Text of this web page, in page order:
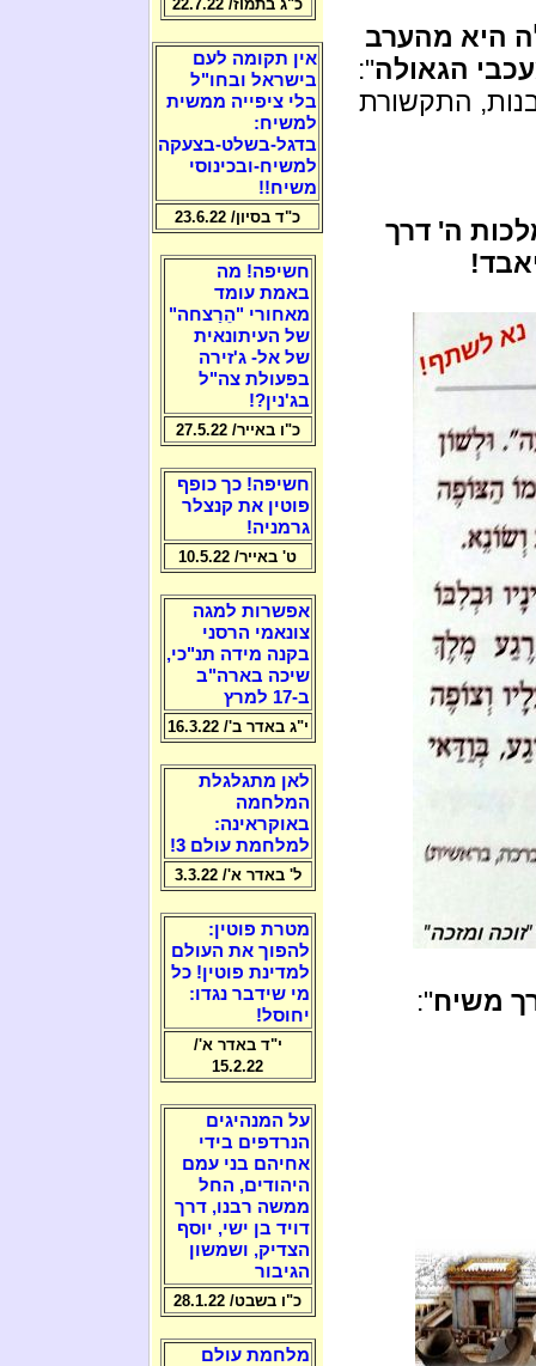
היא מהערב
הגאולה":
התקשורת
ה' דרך
משיח":
כ"ג בתמוז/ 22.7.22
אין תקומה לעם
בישראל ובחו"ל
בלי ציפייה ממשית
למשיח:
בדגל-בשלט-בצעקה
למשיח-ובכינוסי
משיח!!
כ"ד בסיון/ 23.6.22
חשיפה! מה
באמת עומד
מאחורי "הֵרַצחה"
של העיתונאית
של אל- ג'זירה
בפעולת צה"ל
בג'נין?!
כ"ו באייר/ 27.5.22
חשיפה! כך כופף
פוטין את קנצלר
גרמניה!
ט' באייר/ 10.5.22
אפשרות למגה
צונאמי הרסני
בקנה מידה תנ"כי,
שיכה בארה"ב
ב-17 למרץ
י"ג באדר ב'/ 16.3.22
לאן מתגלגלת
המלחמה
באוקראינה:
למלחמת עולם 3!
ל' באדר א'/ 3.3.22
מטרת פוטין:
להפוך את העולם
למדינת פוטין! כל
מי שידבר נגדו:
יחוסל!
י"ד באדר א'/
15.2.22
על המנהיגים
הנרדפים בידי
אחיהם בני עמם
היהודים, החל
ממשה רבנו, דרך
דויד בן ישי, יוסף
הצדיק, ושמשון
הגיבור
כ"ו בשבט/ 28.1.22
מלחמת עולם